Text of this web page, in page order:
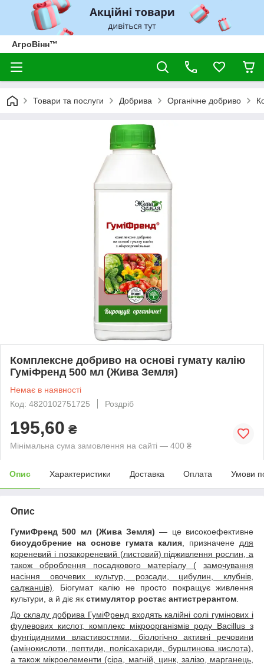
АгроВінн™
Товари та послуги Добрива Органічне добриво
Комплексне добриво на основі гумату калію
ГуміФренд 500 мл (Жива Земля)
Немає в наявності
Код: 4820102751725
Роздріб
195,60 ₴
Мінімальна сума замовлення на сайті — 400 ₴
Опис Характеристики Доставка Оплата Умови
Опис
ГумиФренд 500 мл (Жива Земля)— це високоефективне
биоудобрение на основе гумата калия , призначене для
кореневий і позакореневий (листовий) підживлення рослин, а
також оброблення посадкового матеріалу (
замочування
насіння овочевих культур, розсади, цибулин, клубнів,
саджанців) . Біогумат калію не просто покращує живлення
культури, а й діє як стимулятор ростає антистрерантом
До складу добрива ГуміФренд входять калійні солі гумінових і
фулевових кислот, комплекс мікроорганізмів роду Bacillus з
фунгіцидними властивостями, біологічно активні речовини
(амінокислоти, пептиди, полісахариди, бурштинова кислота),
а також мікроелементи (сіра, магній, цинк, залізо, марганець,